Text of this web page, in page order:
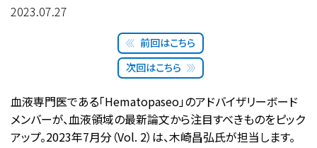
2023.07.27
次回はこちら
前回はこちら
血液専門医である「Hematopaseo」のアドバイザリーボード
メンバーが、血液領域の最新論文から注目すべきものをピック
アップ。2023年7月分（Vol. 2）は、木崎昌弘氏が担当します。